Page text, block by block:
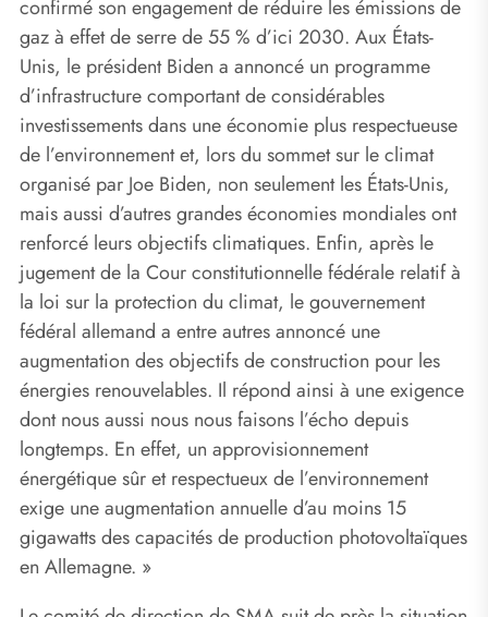
confirmé son engagement de réduire les émissions de
gaz à effet de serre de 55 % d’ici 2030. Aux États-
Unis, le président Biden a annoncé un programme
d’infrastructure comportant de considérables
investissements dans une économie plus respectueuse
de l’environnement et, lors du sommet sur le climat
organisé par Joe Biden, non seulement les États-Unis,
mais aussi d’autres grandes économies mondiales ont
renforcé leurs objectifs climatiques. Enfin, après le
jugement de la Cour constitutionnelle fédérale relatif à
la loi sur la protection du climat, le gouvernement
fédéral allemand a entre autres annoncé une
augmentation des objectifs de construction pour les
énergies renouvelables. Il répond ainsi à une exigence
dont nous aussi nous nous faisons l’écho depuis
longtemps. En effet, un approvisionnement
énergétique sûr et respectueux de l’environnement
exige une augmentation annuelle d’au moins 15
gigawatts des capacités de production photovoltaïques
en Allemagne. »